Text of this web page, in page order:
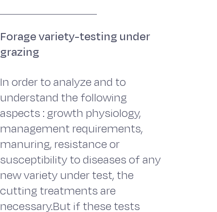
Forage variety-testing under
grazing
In order to analyze and to
understand the following
aspects : growth physiology,
management requirements,
manuring, resistance or
susceptibility to diseases of any
new variety under test, the
cutting treatments are
necessary.But if these tests